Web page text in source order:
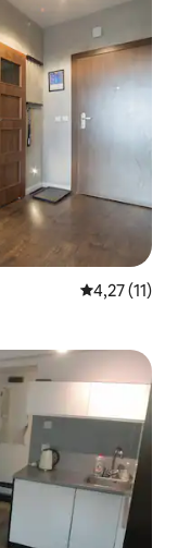
Priemerné
4,27 (11)